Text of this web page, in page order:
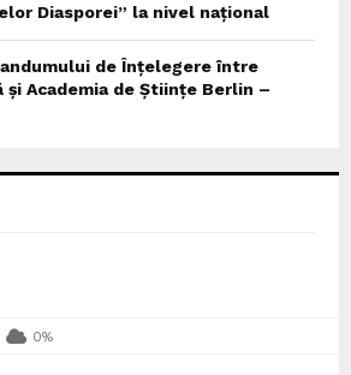
Diasporei” la nivel național
de Înțelegere între
și Academia de Științe Berlin –
0%